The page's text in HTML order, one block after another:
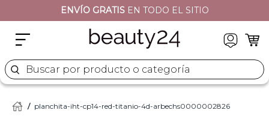
ENVÍO GRATISEN TODO EL SITIO
Buscar por producto o categoría
planchita-iht-cp14-red-titanio-4d-arbechs0000002826
naj oleari
5. versace